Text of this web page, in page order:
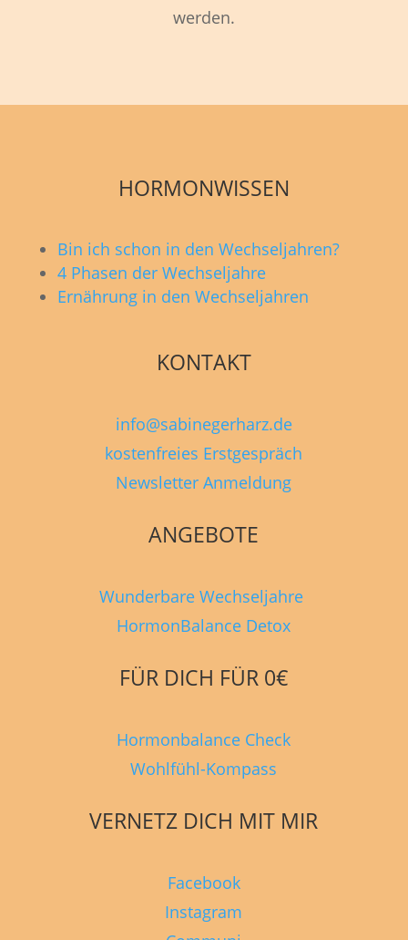
werden.
HORMONWISSEN
Bin ich schon in den Wechseljahren?
4 Phasen der Wechseljahre
Ernährung in den Wechseljahren
KONTAKT
info@sabinegerharz.de
kostenfreies Erstgespräch
Newsletter Anmeldung
ANGEBOTE
Wunderbare Wechseljahre
HormonBalance Detox
FÜR DICH FÜR 0€
Hormonbalance Check
Wohlfühl-Kompass
VERNETZ DICH MIT MIR
Facebook
Instagram